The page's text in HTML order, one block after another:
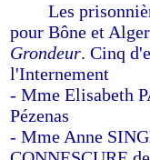
Les
pour Bône et
Grondeur. Cinq
l'Internement
- Mme Elisabeth
Pézenas
- Mme Anne